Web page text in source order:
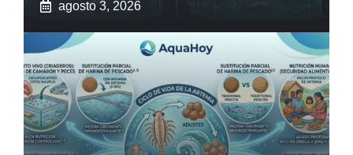
agosto 3, 2026